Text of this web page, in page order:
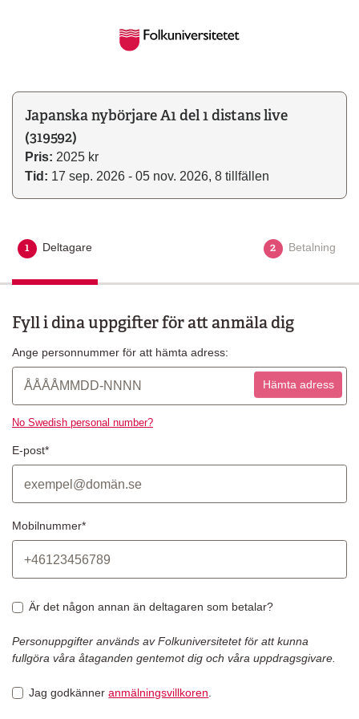
Japanska nybörjare A1 del 1 distans live
(319592)
Pris: 2025 kr
Tid: 17 sep. 2026 - 05 nov. 2026, 8 tillfällen
1 Aktuellt steg
Deltagare 2 Betalning
Fyll i dina uppgifter för att anmäla dig
Ange personnummer för att hämta adress:
Hämta adress
No Swedish personal number?
E-post*
Mobilnummer*
Är det någon annan än deltagaren som betalar?
Personuppgifter används av Folkuniversitetet för att kunna
fullgöra våra åtaganden gentemot dig och våra uppdragsgivare.
Jag godkänneranmälningsvillkoren